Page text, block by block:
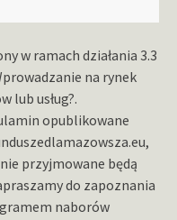
w ramach działania 3.3
na rynek
lub usług?.
opublikowane
przyjmowane będą
do zapoznania
naborów